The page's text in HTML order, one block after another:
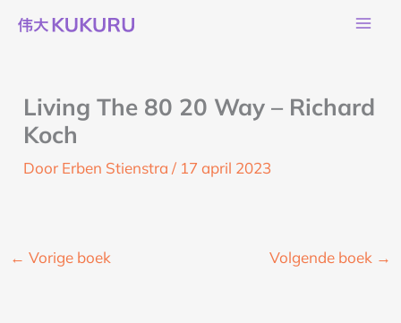
naar
Living The 80 20 Way – Richard
Koch
Door Erben Stienstra/ 17 april 2023
← Vorige boek Volgende boek →